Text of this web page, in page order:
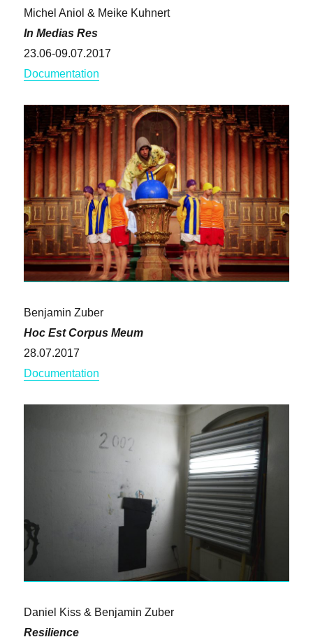
Michel Aniol & Meike Kuhnert
In Medias Res
23.06-09.07.2017
Documentation
Benjamin Zuber
Hoc Est Corpus Meum
28.07.2017
Documentation
Daniel Kiss & Benjamin Zuber
Resilience